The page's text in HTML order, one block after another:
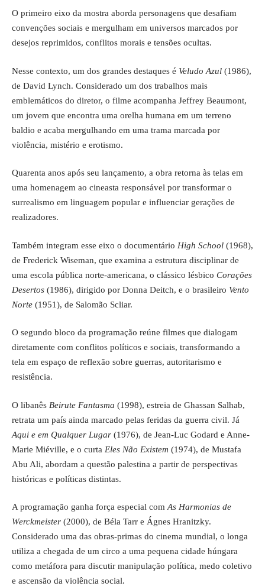
O primeiro eixo da mostra aborda personagens que desafiam
convenções sociais e mergulham em universos marcados por
desejos reprimidos, conflitos morais e tensões ocultas.
Nesse contexto, um dos grandes destaques é Veludo Azul (1986),
de David Lynch. Considerado um dos trabalhos mais
emblemáticos do diretor, o filme acompanha Jeffrey Beaumont,
um jovem que encontra uma orelha humana em um terreno
baldio e acaba mergulhando em uma trama marcada por
violência, mistério e erotismo.
Quarenta anos após seu lançamento, a obra retorna às telas em
uma homenagem ao cineasta responsável por transformar o
surrealismo em linguagem popular e influenciar gerações de
realizadores.
Também integram esse eixo o documentário High School (1968),
de Frederick Wiseman, que examina a estrutura disciplinar de
uma escola pública norte-americana, o clássico lésbico Corações
Desertos (1986), dirigido por Donna Deitch, e o brasileiro Vento
Norte (1951), de Salomão Scliar.
O segundo bloco da programação reúne filmes que dialogam
diretamente com conflitos políticos e sociais, transformando a
tela em espaço de reflexão sobre guerras, autoritarismo e
resistência.
O libanês Beirute Fantasma (1998), estreia de Ghassan Salhab,
retrata um país ainda marcado pelas feridas da guerra civil. Já
Aqui e em Qualquer Lugar (1976), de Jean-Luc Godard e Anne-
Marie Miéville, e o curta Eles Não Existem (1974), de Mustafa
Abu Ali, abordam a questão palestina a partir de perspectivas
históricas e políticas distintas.
A programação ganha força especial com As Harmonias de
Werckmeister (2000), de Béla Tarr e Ágnes Hranitzky.
Considerado uma das obras-primas do cinema mundial, o longa
utiliza a chegada de um circo a uma pequena cidade húngara
como metáfora para discutir manipulação política, medo coletivo
e ascensão da violência social.